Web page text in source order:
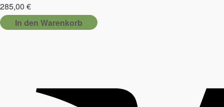
285,00 €
In den Warenkorb